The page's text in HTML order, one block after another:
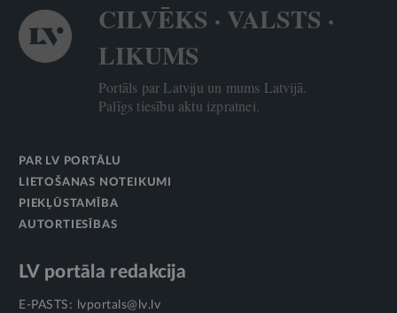
CILVĒKS · VALSTS ·
LIKUMS
Portāls par Latviju un mums Latvijā.
Palīgs tiesību aktu izpratnei.
PAR LV PORTĀLU
LIETOŠANAS NOTEIKUMI
PIEKĻŪSTAMĪBA
AUTORTIESĪBAS
LV portāla redakcija
E-PASTS:
lvportals@lv.lv